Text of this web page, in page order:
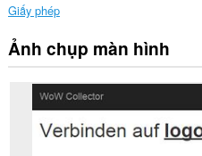
Giấy phép
Tiện
ích
Ảnh chụp màn hình